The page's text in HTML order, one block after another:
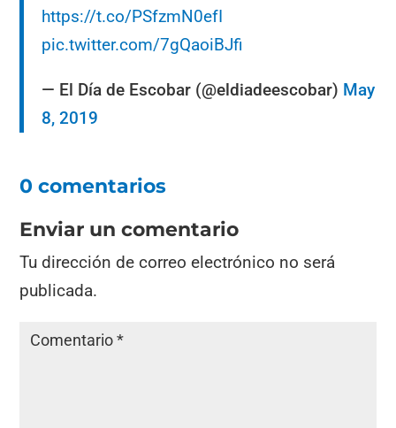
https://t.co/PSfzmN0efI
pic.twitter.com/7gQaoiBJfi
— El Día de Escobar (@eldiadeescobar) May
8, 2019
0 comentarios
Enviar un comentario
Tu dirección de correo electrónico no será
publicada.